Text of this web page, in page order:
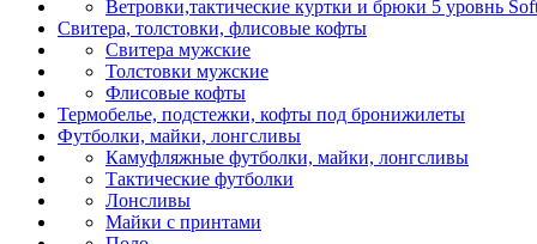
Ветровки,тактические куртки и брюки 5 уровнь
Свитера, толстовки, флисовые кофты
Свитера мужские
Толстовки мужские
Флисовые кофты
Термобелье, подстежки, кофты под бронижилеты
Футболки, майки, лонгсливы
Камуфляжные футболки, майки, лонгсливы
Тактические футболки
Лонсливы
Майки с принтами